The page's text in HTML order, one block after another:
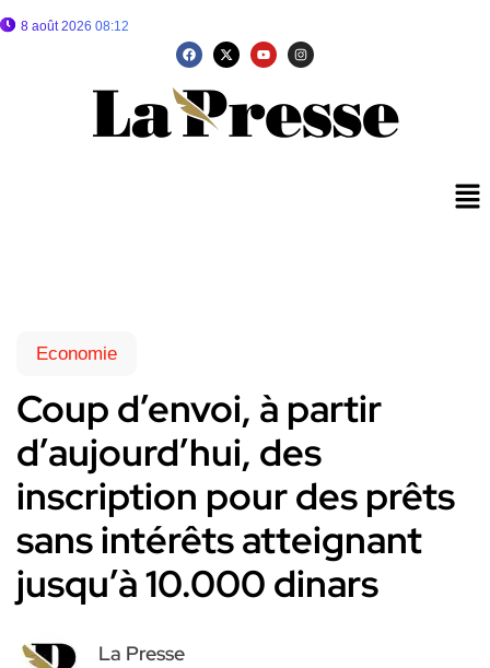
8 août 2026 08:12
Economie
Coup d’envoi, à partir
d’aujourd’hui, des
inscription pour des prêts
sans intérêts atteignant
jusqu’à 10.000 dinars
La Presse